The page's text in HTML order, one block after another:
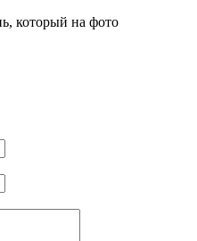
который на фото